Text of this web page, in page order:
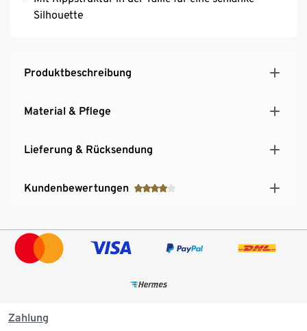
Silhouette
Produktbeschreibung
Material & Pflege
Lieferung & Rücksendung
Kundenbewertungen
Zahlung